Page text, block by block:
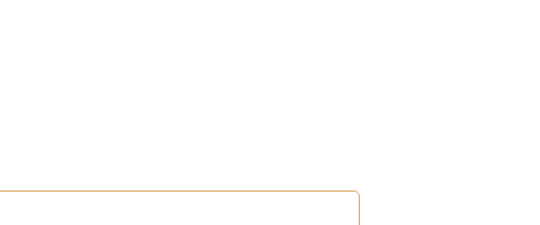
на горы, природу, бассейн и город.